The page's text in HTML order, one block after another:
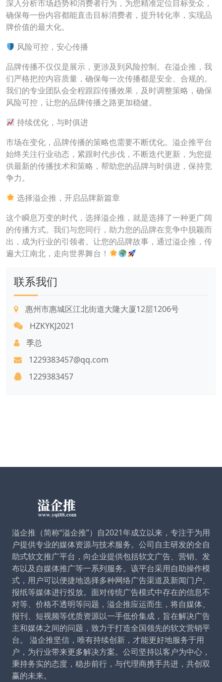
深入分析市场趋势和消费者行为，为您精准定位目标受众，
确保每一份内容都能直击目标消费者，提升转化率，实现品
牌价值的最大化。
风险可控，安心传播
品牌传播不仅仅是展示，更涉及到风险控制。在溢企推，我
们严格把控内容质量，确保每一次传播都是安全、合规的。
我们的专业团队会全程跟踪传播效果，及时调整策略，确保
风险可控，让您的品牌传播之路更加稳健。
持续优化，与时俱进
市场在变化，品牌传播的策略也需要不断优化。溢企推平台
始终关注行业动态，紧跟时代步伐，不断迭代更新，为您提
供最新的传播技术和策略，帮助您的品牌与时俱进，保持竞
争力。
选择溢企推，开启品牌新篇章
这个瞬息万变的时代，选择溢企推，就是选择了一种更广阔
的传播方式。我们与您同行，助力您的品牌在竞争中脱颖而
出，成为行业的引领者。让您的品牌故事，通过溢企推，传
遍大江南北，走向世界舞台！
联系我们
惠州市惠城区江北街道大隆大厦12层1206号
HZKYKJ2021
季总
1229383457@qq.com
1229383457
溢企推（简称“溢企推”）自2021年成立以来，专注于为用
户提供专业的媒体资源与技术服务。公司自主研发的全自
助式软文推广平台，向企业提供包括软文广告、营销、发
布以及自媒体推广等一系列服务。该平台采用自助操作模
式，用户可以便捷地选择多种网络广告渠道及新闻门户、
报纸等媒体进行投放。面对传统广告模式中存在的信息不
对等、价格不透明等问题，溢企推应运而生，将自媒体、
报刊、短视频等优质资源以一手低价集成，旨在解决广告
主和媒体之间的问题，致力于打造全国领先的软文营销平
台。 溢企推坚信，唯有持续创新，才能更好地服务于用
户，为行业带来更多解决方案。公司坚持以客户为中心，
秉持务实的态度，稳步前行，与代理商携手共进，共创双
赢的未来。